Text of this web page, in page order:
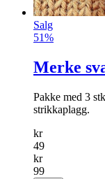
Salg
51%
Merke
Pakke med 3
strikkaplagg.
kr
49
kr
99